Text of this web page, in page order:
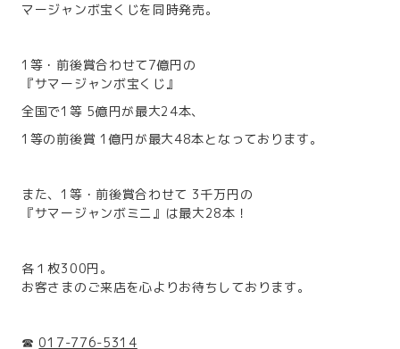
マージャンボ宝くじを同時発売。
1等・前後賞合わせて7億円の
『サマージャンボ宝くじ』
全国で1等 5億円が最大24本、
1等の前後賞 1億円が最大48本となっております。
また、1等・前後賞合わせて 3千万円の
『サマージャンボミニ』は最大28本！
各１枚300円。
お客さまのご来店を心よりお待ちしております。
☎ 017-776-5314